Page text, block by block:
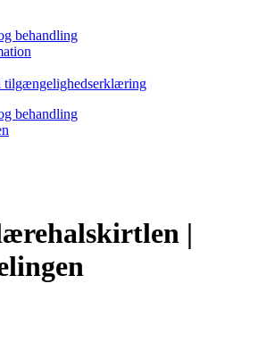
behandling
tilgængelighedserklæring
behandling
|